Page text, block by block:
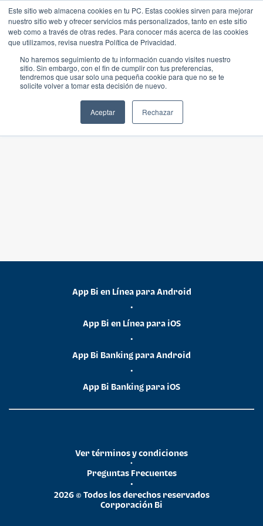
Este sitio web almacena cookies en tu PC. Estas cookies sirven para mejorar
nuestro sitio web y ofrecer servicios más personalizados, tanto en este sitio
web como a través de otras redes. Para conocer más acerca de las cookies
que utilizamos, revisa nuestra Política de Privacidad.
No haremos seguimiento de tu información cuando visites nuestro
sitio. Sin embargo, con el fin de cumplir con tus preferencias,
tendremos que usar solo una pequeña cookie para que no se te
solicite volver a tomar esta decisión de nuevo.
Aceptar Rechazar
App Bi en Línea para Android
•
App Bi en Línea para iOS
•
App Bi Banking para Android
•
App Bi Banking para iOS
2026 © Todos los derechos reservados
Corporación Bi
•
Preguntas Frecuentes
•
Ver términos y condiciones